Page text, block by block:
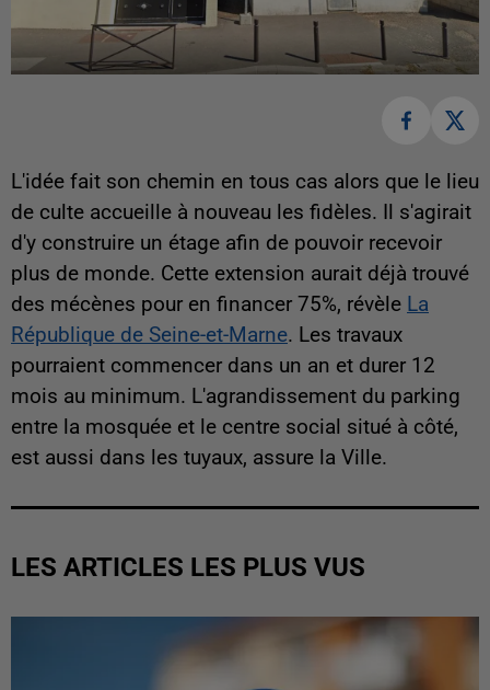
L'idée fait son chemin en tous cas alors que le lieu
de culte accueille à nouveau les fidèles. Il s'agirait
d'y construire un étage afin de pouvoir recevoir
plus de monde. Cette extension aurait déjà trouvé
des mécènes pour en financer 75%, révèle La
République de Seine-et-Marne. Les travaux
pourraient commencer dans un an et durer 12
mois au minimum. L'agrandissement du parking
entre la mosquée et le centre social situé à côté,
est aussi dans les tuyaux, assure la Ville.
LES ARTICLES LES PLUS VUS